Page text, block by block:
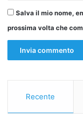
Salva il mio nome,
prossima volta che
Recente